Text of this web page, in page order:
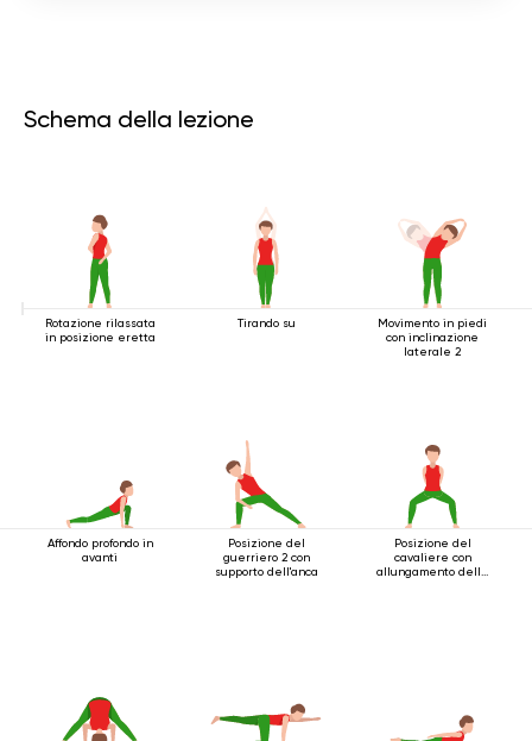
Schema della lezione
Rotazione rilassata
in posizione eretta
Tirando su
Movimento in piedi
con inclinazione
laterale 2
Affondo profondo in
avanti
Posizione del
guerriero 2 con
supporto dell'anca
Posizione del
cavaliere con
allungamento delle